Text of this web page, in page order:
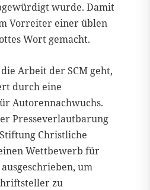
wurde. Damit
Vorreiter einer üblen
Wort gemacht.
Arbeit der SCM geht,
durch eine
Autorennachwuchs.
Presseverlautbarung
Christliche
Wettbewerb für
um
zu